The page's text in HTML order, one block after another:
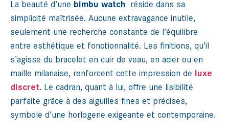
La beauté d’une bimbu watch réside dans sa
simplicité maîtrisée. Aucune extravagance inutile,
seulement une recherche constante de l’équilibre
entre esthétique et fonctionnalité. Les finitions, qu’il
s’agisse du bracelet en cuir de veau, en acier ou en
maille milanaise, renforcent cette impression de luxe
discret. Le cadran, quant à lui, offre une lisibilité
parfaite grâce à des aiguilles fines et précises,
symbole d’une horlogerie exigeante et contemporaine.